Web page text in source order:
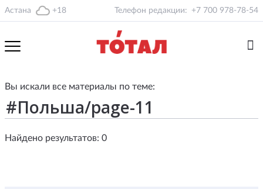
Астана +18 Телефон редакции: +7 700 978-78-54
Вы искали все материалы по теме:
Найдено результатов: 0